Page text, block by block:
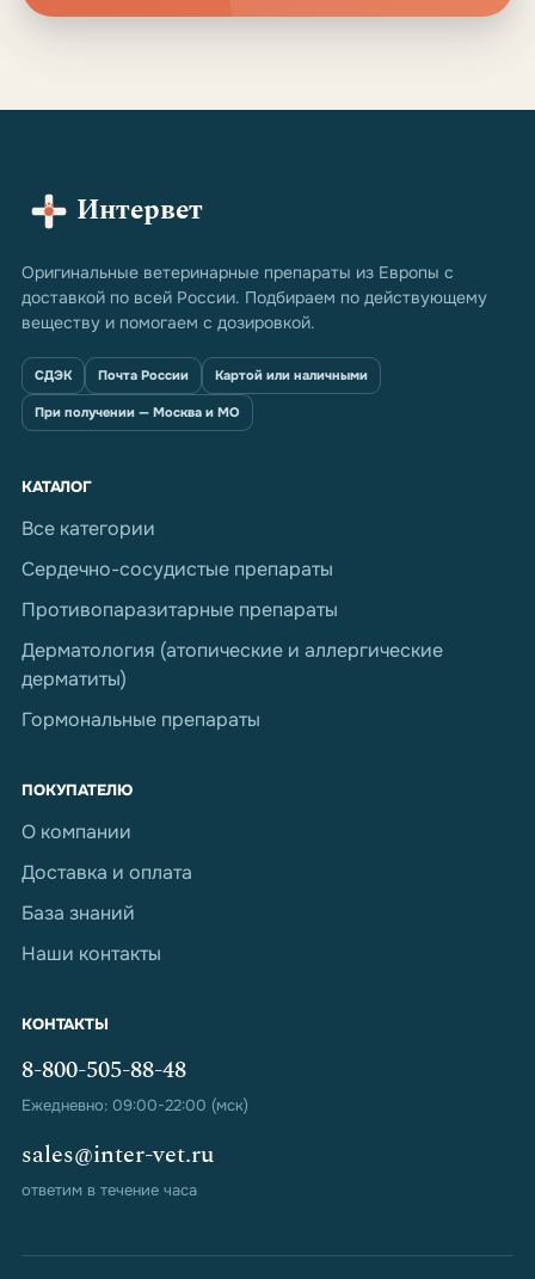
Интервет
Оригинальные ветеринарные препараты из Европы с
доставкой по всей России. Подбираем по действующему
веществу и помогаем с дозировкой.
СДЭК Почта России Картой или наличными
При получении — Москва и МО
КАТАЛОГ
Все категории
Сердечно-сосудистые препараты
Противопаразитарные препараты
Дерматология (атопические и аллергические
дерматиты)
Гормональные препараты
ПОКУПАТЕЛЮ
О компании
Доставка и оплата
База знаний
Наши контакты
КОНТАКТЫ
8-800-505-88-48
Ежедневно: 09:00-22:00 (мск)
sales@inter-vet.ru
ответим в течение часа